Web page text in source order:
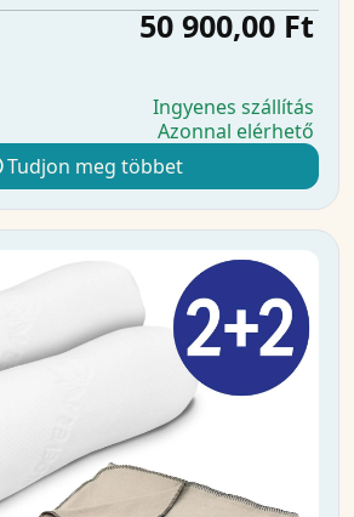
50 900,00 Ft
Ingyenes szállítás
Azonnal elérhető
Tudjon meg többet